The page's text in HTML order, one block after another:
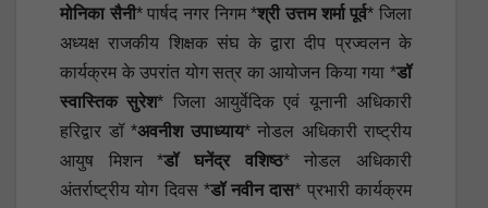
मोनिका सैनी* पार्षद नगर निगम *श्री उत्तम शर्मा पूर्व* जिला
अध्यक्ष राजकीय शिक्षक संघ के द्वारा दीप प्रज्वलन के
कार्यक्रम के उपरांत योग सत्र का आयोजन किया गया *डॉ
स्वास्तिक सुरेश* जिला आयुर्वेदिक एवं यूनानी अधिकारी
हरिद्वार डॉ *अवनीश उपाध्याय* नोडल अधिकारी राष्ट्रीय
आयुष मिशन *डॉ घनेंद्र वशिष्ठ* नोडल अधिकारी
अंतर्राष्ट्रीय योग दिवस *डॉ नवीन दास* प्रभारी कार्यक्रम